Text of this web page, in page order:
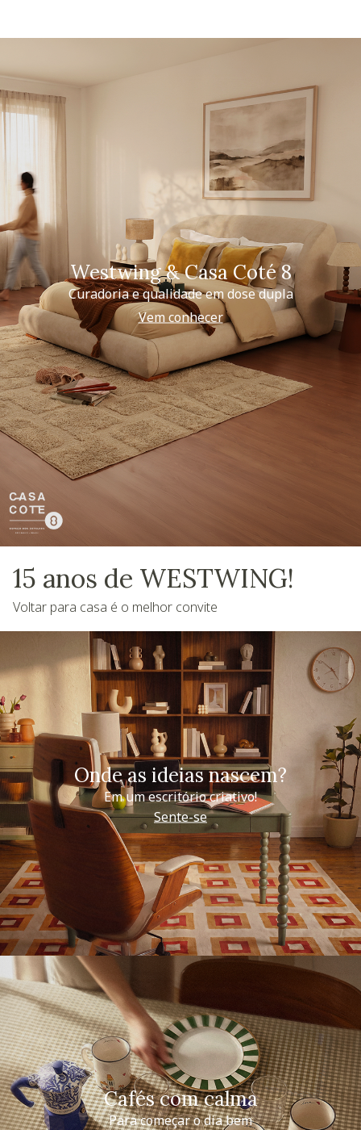
Westwing & Casa Coté 8
Curadoria e qualidade em dose dupla
Vem conhecer
15 anos de WESTWING!
Voltar para casa é o melhor convite
Onde as ideias nascem?
Em um escritório criativo!
Sente-se
Cafés com calma
Para começar o dia bem